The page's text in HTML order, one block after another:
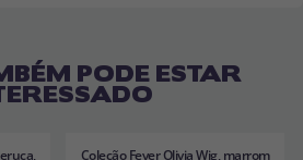
PODE ESTAR
Coleção Fever Olivia Wig, marrom